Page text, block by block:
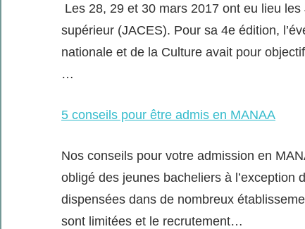
Les 28, 29 et 30 mars 2017 ont eu lieu
supérieur (JACES). Pour sa 4e édition,
nationale et de la Culture avait pour
…
5 conseils pour être admis en MANAA
Nos conseils pour votre admission en
obligé des jeunes bacheliers à l’exception
dispensées dans de nombreux
sont limitées et le recrutement…